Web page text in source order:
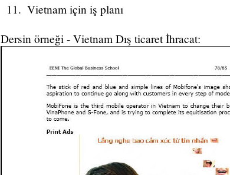
Vietnam için iş planı
Dersin örneği - Vietnam Dış ticaret İhracat: